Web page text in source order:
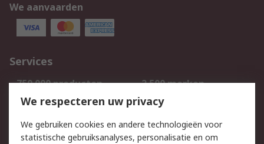
We aanvaarden
Services
750.000 producten
2.500 merken
Bestellen
Inkoopoplossingen
Track & Trace
We respecteren uw privacy
We gebruiken cookies en andere technologieën voor
statistische gebruiksanalyses, personalisatie en om